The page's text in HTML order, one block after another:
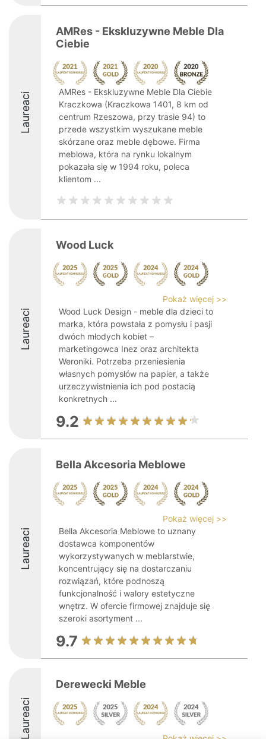
Laureaci
AMRes - Ekskluzywne Meble Dla
Ciebie
AMRes - Ekskluzywne Meble Dla Ciebie
Kraczkowa (Kraczkowa 1401, 8 km od
centrum Rzeszowa, przy trasie 94) to
przede wszystkim wyszukane meble
skórzane oraz meble dębowe. Firma
meblowa, która na rynku lokalnym
pokazała się w 1994 roku, poleca
klientom ...
Laureaci
Wood Luck
Pokaż więcej >>
Wood Luck Design - meble dla dzieci to
marka, która powstała z pomysłu i pasji
dwóch młodych kobiet –
marketingowca Inez oraz architekta
Weroniki. Potrzeba przeniesienia
własnych pomysłów na papier, a także
urzeczywistnienia ich pod postacią
konkretnych ...
9.2
Laureaci
Bella Akcesoria Meblowe
Pokaż więcej >>
Bella Akcesoria Meblowe to uznany
dostawca komponentów
wykorzystywanych w meblarstwie,
koncentrujący się na dostarczaniu
rozwiązań, które podnoszą
funkcjonalność i walory estetyczne
wnętrz. W ofercie firmowej znajduje się
szeroki asortyment ...
9.7
Laureaci
Derewecki Meble